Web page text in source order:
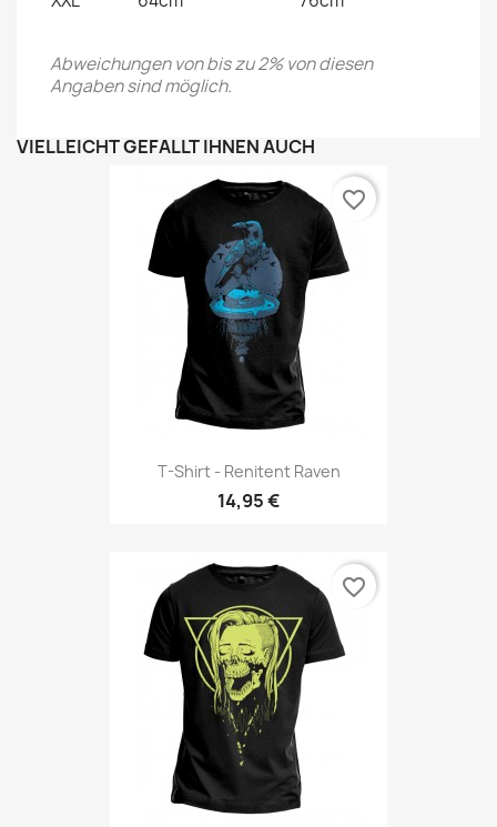
Abweichungen von bis zu 2% von diesen
Angaben sind möglich.
VIELLEICHT GEFÄLLT IHNEN AUCH
T-Shirt - Renitent Raven
14,95 €
favorite_border
favorite_border